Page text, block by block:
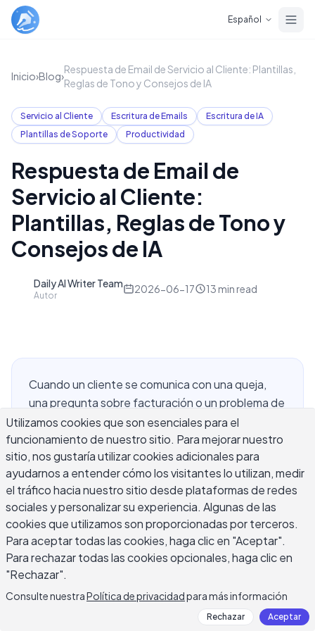
Español
Inicio›Blog›
Respuesta de Email de Servicio al Cliente: Plantillas,
Reglas de Tono y Consejos de IA
Servicio al Cliente Escritura de Emails
Escritura de IA
Plantillas de Soporte
Productividad
Respuesta de Email de
Servicio al Cliente:
Plantillas, Reglas de Tono y
Consejos de IA
Daily AI Writer Team
Autor
2026-06-17 13 min read
Cuando un cliente se comunica con una queja,
una pregunta sobre facturación o un problema de
entrega, tu respuesta se convierte en una prueba
de qué tan bien tu negocio maneja la fricción. Una
respuesta de email de servicio al cliente bien
redactada hace más que resolver el problema:
señala que una persona real leyó el mensaje, lo
tomó en serio y actuó. La mayoría de los equipos
de soporte conocen bien sus productos pero
tienen dificultades con el lenguaje — qué tan
formal debe ser el tono, cuándo disculparse
abiertas. Esta guía cubre estructura, reglas de
tono y plantillas listas para usar para respuestas
Utilizamos cookies que son esenciales para el
funcionamiento de nuestro sitio. Para mejorar nuestro
sitio, nos gustaría utilizar cookies adicionales para
ayudarnos a entender cómo los visitantes lo utilizan, medir
el tráfico hacia nuestro sitio desde plataformas de redes
sociales y personalizar su experiencia. Algunas de las
cookies que utilizamos son proporcionadas por terceros.
Para aceptar todas las cookies, haga clic en "Aceptar".
Para rechazar todas las cookies opcionales, haga clic en
"Rechazar".
Consulte nuestraPolítica de privacidadpara más información
Rechazar Aceptar